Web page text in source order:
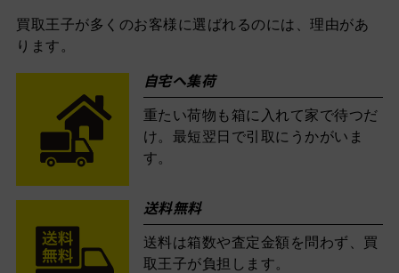
買取王子が多くのお客様に選ばれるのには、理由があ
ります。
自宅へ集荷
重たい荷物も箱に入れて家で待つだ
け。最短翌日で引取にうかがいま
す。
送料無料
送料は箱数や査定金額を問わず、買
取王子が負担します。